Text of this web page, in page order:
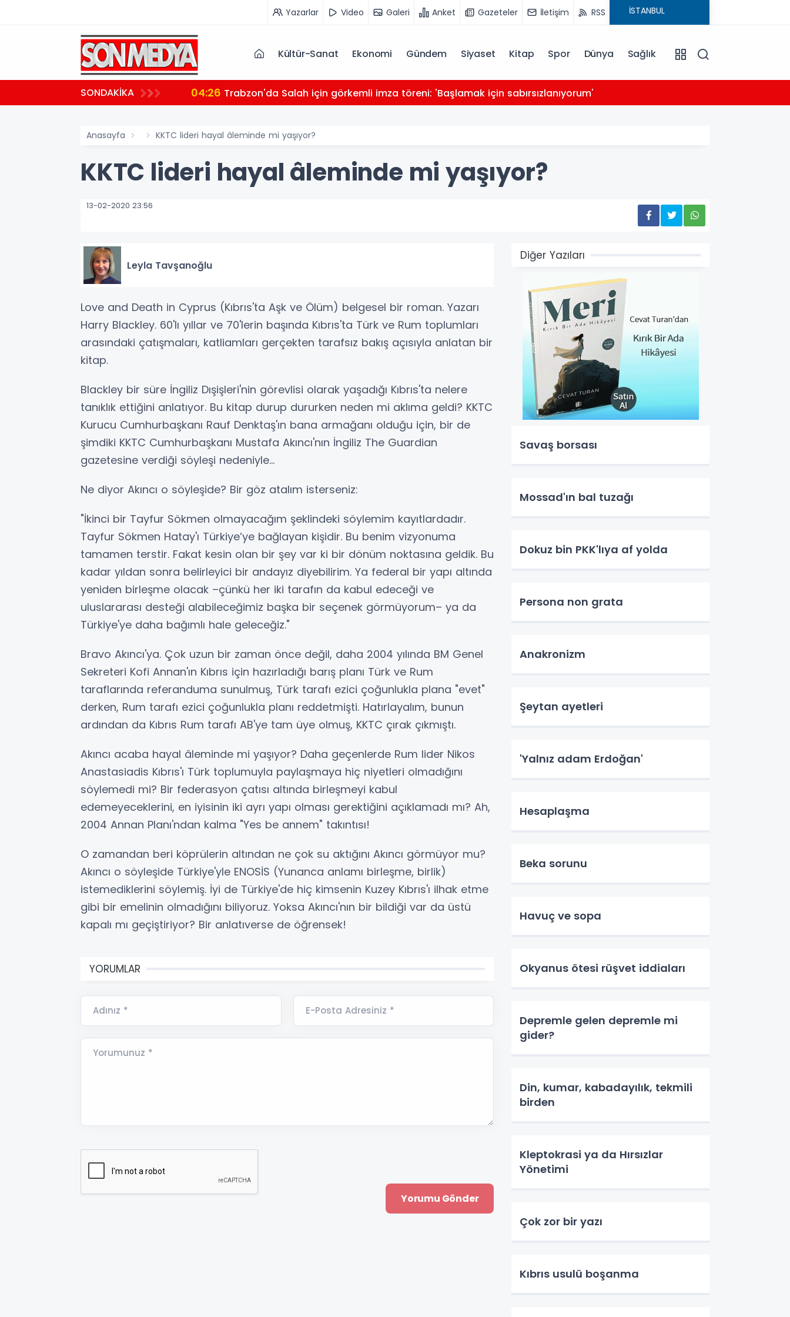
Yazarlar Video Galeri Anket Gazeteler İletişim RSS
Kültür-Sanat Ekonomi Gündem Siyaset Kitap Spor Dünya Sağlık
SONDAKİKA 04:26 Trabzon'da Salah için görkemli imza töreni: 'Başlamak için sabırsızlanıyorum'
Anasayfa KKTC lideri hayal âleminde mi yaşıyor?
KKTC lideri hayal âleminde mi yaşıyor?
13-02-2020 23:56
Leyla Tavşanoğlu
Love and Death in Cyprus (Kıbrıs'ta Aşk ve Ölüm) belgesel bir roman. Yazarı
Harry Blackley. 60'lı yıllar ve 70'lerin başında Kıbrıs'ta Türk ve Rum toplumları
arasındaki çatışmaları, katliamları gerçekten tarafsız bakış açısıyla anlatan bir
kitap.
Blackley bir süre İngiliz Dışişleri'nin görevlisi olarak yaşadığı Kıbrıs'ta nelere
tanıklık ettiğini anlatıyor. Bu kitap durup dururken neden mi aklıma geldi? KKTC
Kurucu Cumhurbaşkanı Rauf Denktaş'ın bana armağanı olduğu için, bir de
şimdiki KKTC Cumhurbaşkanı Mustafa Akıncı'nın İngiliz The Guardian
gazetesine verdiği söyleşi nedeniyle...
Ne diyor Akıncı o söyleşide? Bir göz atalım isterseniz:
"İkinci bir Tayfur Sökmen olmayacağım şeklindeki söylemim kayıtlardadır.
Tayfur Sökmen Hatay'ı Türkiye’ye bağlayan kişidir. Bu benim vizyonuma
tamamen terstir. Fakat kesin olan bir şey var ki bir dönüm noktasına geldik. Bu
kadar yıldan sonra belirleyici bir andayız diyebilirim. Ya federal bir yapı altında
yeniden birleşme olacak –çünkü her iki tarafın da kabul edeceği ve
uluslararası desteği alabileceğimiz başka bir seçenek görmüyorum– ya da
Türkiye'ye daha bağımlı hale geleceğiz."
Bravo Akıncı'ya. Çok uzun bir zaman önce değil, daha 2004 yılında BM Genel
Sekreteri Kofi Annan'ın Kıbrıs için hazırladığı barış planı Türk ve Rum
taraflarında referanduma sunulmuş, Türk tarafı ezici çoğunlukla plana "evet"
derken, Rum tarafı ezici çoğunlukla planı reddetmişti. Hatırlayalım, bunun
ardından da Kıbrıs Rum tarafı AB'ye tam üye olmuş, KKTC çırak çıkmıştı.
Akıncı acaba hayal âleminde mi yaşıyor? Daha geçenlerde Rum lider Nikos
Anastasiadis Kıbrıs'ı Türk toplumuyla paylaşmaya hiç niyetleri olmadığını
söylemedi mi? Bir federasyon çatısı altında birleşmeyi kabul
edemeyeceklerini, en iyisinin iki ayrı yapı olması gerektiğini açıklamadı mı? Ah,
2004 Annan Planı'ndan kalma "Yes be annem" takıntısı!
O zamandan beri köprülerin altından ne çok su aktığını Akıncı görmüyor mu?
Akıncı o söyleşide Türkiye'yle ENOSİS (Yunanca anlamı birleşme, birlik)
istemediklerini söylemiş. İyi de Türkiye'de hiç kimsenin Kuzey Kıbrıs'ı ilhak etme
gibi bir emelinin olmadığını biliyoruz. Yoksa Akıncı'nın bir bildiği var da üstü
kapalı mı geçiştiriyor? Bir anlatıverse de öğrensek!
YORUMLAR
Adınız * E-Posta Adresiniz *
Yorumunuz *
Diğer Yazıları
Savaş borsası
Mossad'ın bal tuzağı
Dokuz bin PKK'lıya af yolda
Persona non grata
Anakronizm
Şeytan ayetleri
'Yalnız adam Erdoğan'
Hesaplaşma
Beka sorunu
Havuç ve sopa
Okyanus ötesi rüşvet iddiaları
Depremle gelen depremle mi
gider?
Din, kumar, kabadayılık, tekmili
birden
Kleptokrasi ya da Hırsızlar
Yönetimi
Çok zor bir yazı
Kıbrıs usulü boşanma